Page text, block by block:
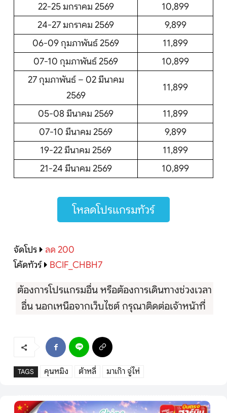
22-25 มกราคม 2569
10,899
24-27 มกราคม 2569
9,899
06-09 กุมภาพันธ์ 2569
11,899
07-10 กุมภาพันธ์ 2569
10,899
27 กุมภาพันธ์ – 02 มีนาคม
2569
11,899
05-08 มีนาคม 2569
11,899
07-10 มีนาคม 2569
9,899
19-22 มีนาคม 2569
11,899
21-24 มีนาคม 2569
10,899
โหลดโปรแกรมทัวร์
จัดโปร
ลด 200
โค้ดทัวร์
BCIF_CHBH7
ต้องการโปรแกรมอื่น หรือต้องการเดินทางช่วงเวลา
อื่น นอกเหนือจากเว็บไซต์ กรุณาติดต่อเจ้าหน้าที่
TAGS คุนหมิง ต้าหลี่ มาเก๊า จู่ไห่